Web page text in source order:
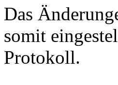
Das
somit
Protokoll.